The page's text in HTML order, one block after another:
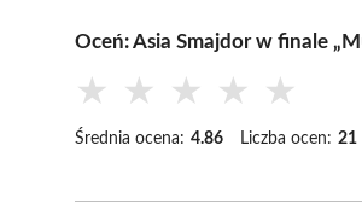
Oceń: Asia Smajdor w finale
★ ★ ★ ★ ★
Średnia ocena: 4.86 Liczba ocen: 21